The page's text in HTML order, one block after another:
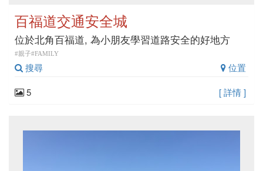
百福道交通安全城
位於北角百福道, 為小朋友學習道路安全的好地方
#親子#FAMILY
搜尋
位置
5
[ 詳情 ]